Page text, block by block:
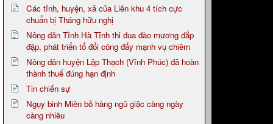
Các tỉnh, huyện, xã của Liên khu 4 tích cực
chuẩn bị Tháng hữu nghị
Nông dân Tỉnh Hà Tĩnh thi đua đào mương đắp
đập, phát triển tổ đổi công đẩy mạnh vụ chiêm
Nông dân huyện Lập Thạch (Vĩnh Phúc) đã hoàn
thành thuế đúng hạn định
Tin chiến sự
Ngụy binh Miên bỏ hàng ngũ giặc càng ngày
càng nhiều